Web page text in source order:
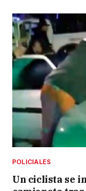
POLICIALES
Un ciclista se